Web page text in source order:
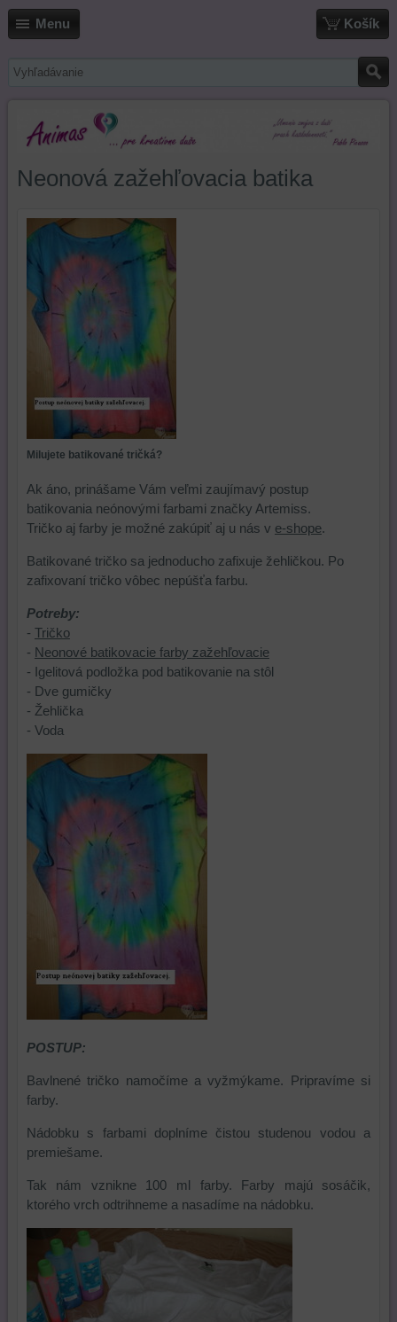
Menu Košík
Neonová zažehľovacia batika
Milujete batikované tričká?
Ak áno, prinášame Vám veľmi zaujímavý postup
batikovania neónovými farbami značky Artemiss.
Tričko aj farby je možné zakúpiť aj u nás v e-shope.
Batikované tričko sa jednoducho zafixuje žehličkou. Po
zafixovaní tričko vôbec nepúšťa farbu.
Potreby:
- Tričko
- Neonové batikovacie farby zažehľovacie
- Igelitová podložka pod batikovanie na stôl
- Dve gumičky
- Žehlička
- Voda
POSTUP:
Bavlnené tričko namočíme a vyžmýkame. Pripravíme si
farby.
Nádobku s farbami doplníme čistou studenou vodou a
premiešame.
Tak nám vznikne 100 ml farby. Farby majú sosáčik,
ktorého vrch odtrihneme a nasadíme na nádobku.